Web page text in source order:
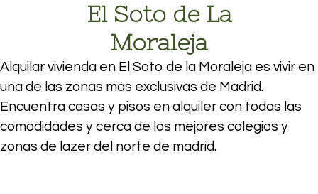
El Soto de La
Moraleja
Alquilar vivienda en El Soto de la Moraleja es vivir en
una de las zonas más exclusivas de Madrid.
Encuentra casas y pisos en alquiler con todas las
comodidades y cerca de los mejores colegios y
zonas de lazer del norte de madrid.